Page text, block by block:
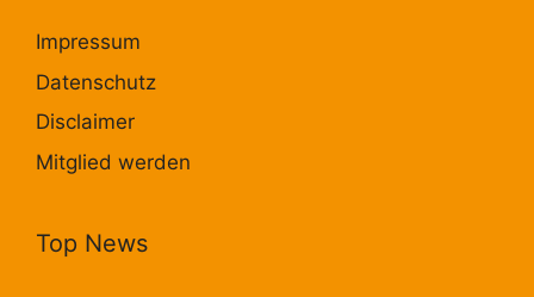
Impressum
Datenschutz
Disclaimer
Mitglied werden
Top News